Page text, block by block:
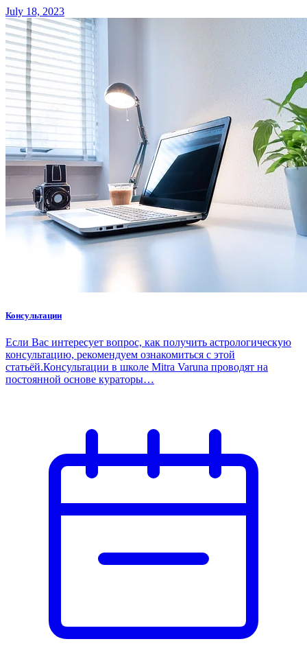
July 18, 2023
Консультации
Если Вас интересует вопрос, как получить астрологическую
консультацию, рекомендуем ознакомиться с этой
статьёй.Консультации в школе Mitra Varuna проводят на
постоянной основе кураторы…